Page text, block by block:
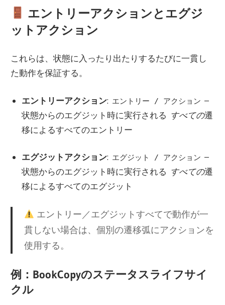
エントリーアクションとエグジ
ットアクション
これらは、状態に入ったり出たりするたびに一貫し
た動作を保証する。
エントリーアクション: エントリー / アクション –
状態からのエグジット時に実行される すべての遷
移によるすべてのエントリー
エグジットアクション: エグジット / アクション –
状態からのエグジット時に実行される すべての遷
移によるすべてのエグジット
エントリー／エグジットすべてで動作が一
貫しない場合は、個別の遷移弧にアクションを
使用する。
例：BookCopyのステータスライフサイ
クル